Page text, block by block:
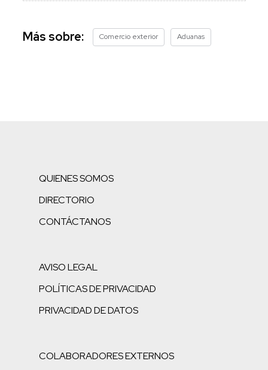
Más sobre: Comercio exterior Aduanas
QUIENES SOMOS
DIRECTORIO
CONTÁCTANOS
AVISO LEGAL
POLÍTICAS DE PRIVACIDAD
PRIVACIDAD DE DATOS
COLABORADORES EXTERNOS